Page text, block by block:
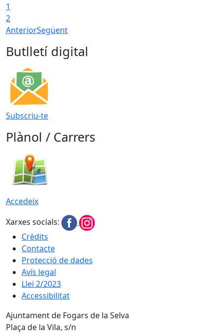
1
2
AnteriorSegüent
Butlletí digital
Subscriu-te
Plànol / Carrers
Accedeix
Xarxes socials:
Crèdits
Contacte
Protecció de dades
Avís legal
Llei 2/2023
Accessibilitat
Ajuntament de Fogars de la Selva
Plaça de la Vila, s/n